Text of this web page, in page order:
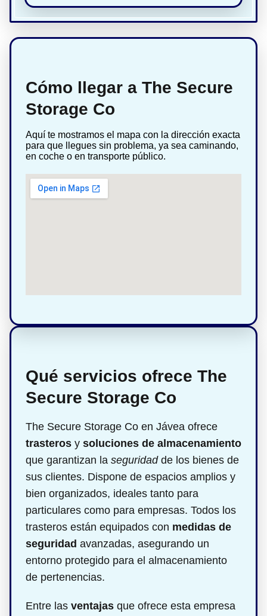
Cómo llegar a The Secure
Storage Co
Aquí te mostramos el mapa con la dirección exacta
para que llegues sin problema, ya sea caminando,
en coche o en transporte público.
Qué servicios ofrece The
Secure Storage Co
The Secure Storage Co en Jávea ofrece
trasteros y soluciones de almacenamiento
que garantizan la seguridadde los bienes de
sus clientes. Dispone de espacios amplios y
bien organizados, ideales tanto para
particulares como para empresas. Todos los
trasteros están equipados con medidas de
seguridad avanzadas, asegurando un
entorno protegido para el almacenamiento
de pertenencias.
Entre las ventajas que ofrece esta empresa